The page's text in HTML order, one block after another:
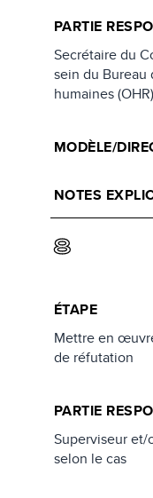
PARTIE
Secrétaire du
sein du Bureau
humaines (OHR)
MODÈLE/
NOTES
8
ÉTAPE
Mettre en
de réfutation
PARTIE
Superviseur et/
selon le cas